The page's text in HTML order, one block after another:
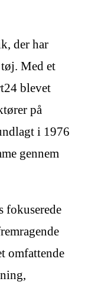
der har
Med et
blevet
på
i 1976
gennem
fokuserede
omfattende